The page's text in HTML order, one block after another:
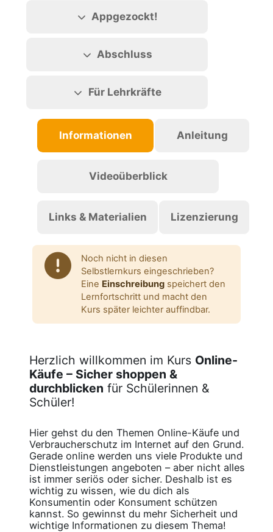
Appgezockt!
Abschluss
Für Lehrkräfte
Informationen Anleitung
Videoüberblick
Links & Materialien Lizenzierung
Noch nicht in diesen
Selbstlernkurs eingeschrieben?
Eine Einschreibung speichert den
Lernfortschritt und macht den
Kurs später leichter auffindbar.
Herzlich willkommen im Kurs Online-
Käufe – Sicher shoppen &
durchblicken für Schülerinnen &
Schüler!
Hier gehst du den Themen Online-Käufe und
Verbraucherschutz im Internet auf den Grund.
Gerade online werden uns viele Produkte und
Dienstleistungen angeboten – aber nicht alles
ist immer seriös oder sicher. Deshalb ist es
wichtig zu wissen, wie du dich als
Konsumentin oder Konsument schützen
kannst. So gewinnst du mehr Sicherheit und
wichtige Informationen zu diesem Thema!